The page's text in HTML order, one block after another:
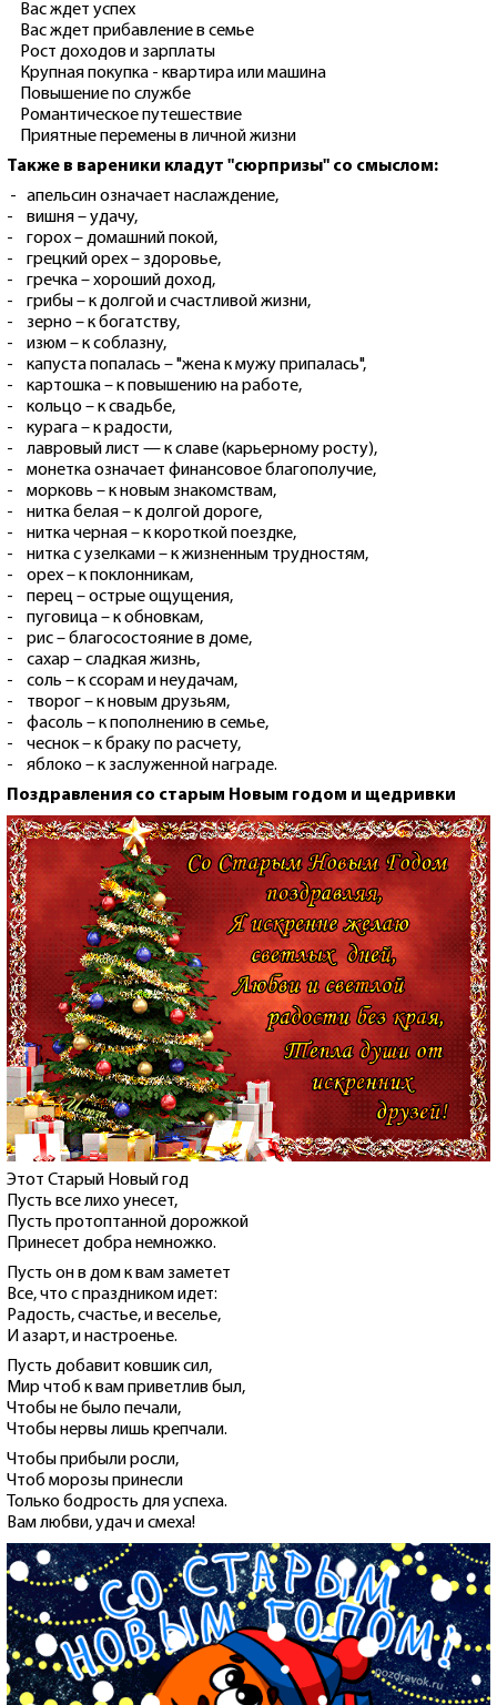
Вас ждет успех
Вас ждет прибавление в семье
Рост доходов и зарплаты
Крупная покупка - квартира или машина
Повышение по службе
Романтическое путешествие
Приятные перемены в личной жизни
Также в вареники кладут "сюрпризы" со смыслом:
- апельсин означает наслаждение,
- вишня – удачу,
- горох – домашний покой,
- грецкий орех – здоровье,
- гречка – хороший доход,
- грибы – к долгой и счастливой жизни,
- зерно – к богатству,
- изюм – к соблазну,
- капуста попалась – "жена к мужу припалась",
- картошка – к повышению на работе,
- кольцо – к свадьбе,
- курага – к радости,
- лавровый лист — к славе (карьерному росту),
- монетка означает финансовое благополучие,
- морковь – к новым знакомствам,
- нитка белая – к долгой дороге,
- нитка черная – к короткой поездке,
- нитка с узелками – к жизненным трудностям,
- орех – к поклонникам,
- перец – острые ощущения,
- пуговица – к обновкам,
- рис – благосостояние в доме,
- сахар – сладкая жизнь,
- соль – к ссорам и неудачам,
- творог – к новым друзьям,
- фасоль – к пополнению в семье,
- чеснок – к браку по расчету,
- яблоко – к заслуженной награде.
Поздравления со старым Новым годом и щедривки
Этот Старый Новый год
Пусть все лихо унесет,
Пусть протоптанной дорожкой
Принесет добра немножко.
Пусть он в дом к вам заметет
Все, что с праздником идет:
Радость, счастье, и веселье,
И азарт, и настроенье.
Пусть добавит ковшик сил,
Мир чтоб к вам приветлив был,
Чтобы не было печали,
Чтобы нервы лишь крепчали.
Чтобы прибыли росли,
Чтоб морозы принесли
Только бодрость для успеха.
Вам любви, удач и смеха!